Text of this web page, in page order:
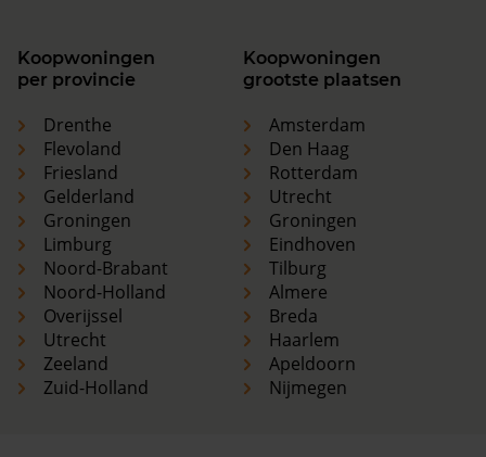
Koopwoningen
per provincie
Drenthe
Flevoland
Friesland
Gelderland
Groningen
Limburg
Noord-Brabant
Noord-Holland
Overijssel
Utrecht
Zeeland
Zuid-Holland
Koopwoningen
grootste plaatsen
Amsterdam
Den Haag
Rotterdam
Utrecht
Groningen
Eindhoven
Tilburg
Almere
Breda
Haarlem
Apeldoorn
Nijmegen